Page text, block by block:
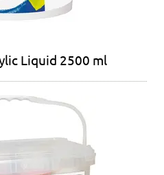
Liquid 2500 ml